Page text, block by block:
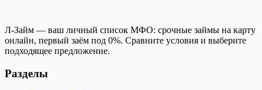
Л-Займ — ваш личный список МФО: срочные займы на карту
онлайн, первый заём под 0%. Сравните условия и выберите
подходящее предложение.
Разделы